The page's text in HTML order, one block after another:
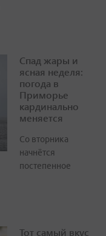
Спад жары и
ясная неделя:
погода в
Приморье
кардинально
меняется
Со вторника
начнётся
постепенное
Тот самый вкус